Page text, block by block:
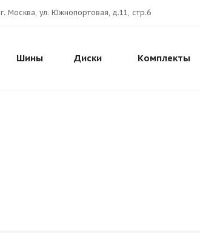
г. Москва, ул. Южнопортовая, д.11, стр.6
Шины Диски Комплекты